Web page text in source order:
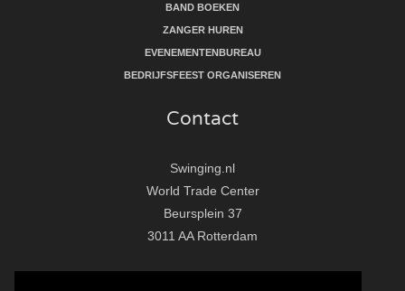
BAND BOEKEN
ZANGER HUREN
EVENEMENTENBUREAU
BEDRIJFSFEEST ORGANISEREN
Contact
Swinging.nl
World Trade Center
Beursplein 37
3011 AA Rotterdam